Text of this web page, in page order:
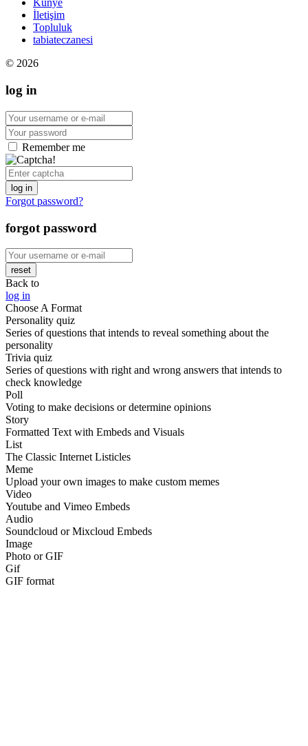
Künye
İletişim
Topluluk
tabiateczanesi
© 2026
log in
Remember me
log in
Forgot password?
forgot password
reset
Back to
log in
Choose A Format
Personality quiz
Series of questions that intends to reveal something about the
personality
Trivia quiz
Series of questions with right and wrong answers that intends to
check knowledge
Poll
Voting to make decisions or determine opinions
Story
Formatted Text with Embeds and Visuals
List
The Classic Internet Listicles
Meme
Upload your own images to make custom memes
Video
Youtube and Vimeo Embeds
Audio
Soundcloud or Mixcloud Embeds
Image
Photo or GIF
Gif
GIF format